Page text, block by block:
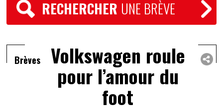
RECHERCHER UNE BRÈVE
Brèves Volkswagen roule
pour l’amour du
foot